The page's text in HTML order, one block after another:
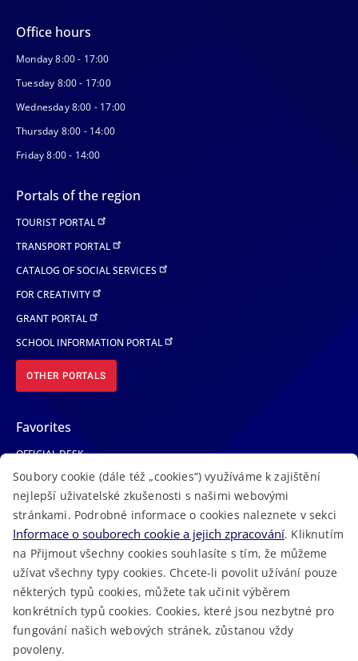
Office hours
Monday 8:00 - 17:00
Tuesday 8:00 - 17:00
Wednesday 8:00 - 17:00
Thursday 8:00 - 14:00
Friday 8:00 - 14:00
Portals of the region
TOURIST PORTAL
TRANSPORT PORTAL
CATALOG OF SOCIAL SERVICES
FOR CREATIVITY
GRANT PORTAL
SCHOOL INFORMATION PORTAL
OTHER PORTALS
Favorites
OFFICIAL DESK
PHONE BOOK
MEDICAL EMERGENCY
VACANCIES
NEWS
2023 © Královehradecký kraj • Created atMacron Software
Soubory cookie (dále též „cookies“) využíváme k zajištění
nejlepší uživatelské zkušenosti s našimi webovými
stránkami. Podrobné informace o cookies naleznete v sekci
Informace o souborech cookie a jejich zpracování. Kliknutím
na Přijmout všechny cookies souhlasíte s tím, že můžeme
užívat všechny typy cookies. Chcete-li povolit užívání pouze
některých typů cookies, můžete tak učinit výběrem
konkrétních typů cookies. Cookies, které jsou nezbytné pro
fungování našich webových stránek, zůstanou vždy
povoleny.